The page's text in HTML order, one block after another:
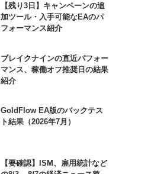
【残り3日】キャンペーンの追
加ツール・入手可能なEAのパ
フォーマンス紹介
ブレイクナインの直近パフォー
マンス、稼働オフ推奨日の結果
紹介
GoldFlow EA版のバックテス
ト結果（2026年7月）
【要確認】ISM、雇用統計など